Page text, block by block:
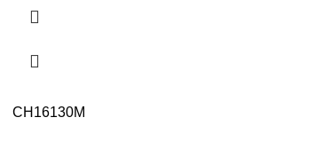
CH16130M